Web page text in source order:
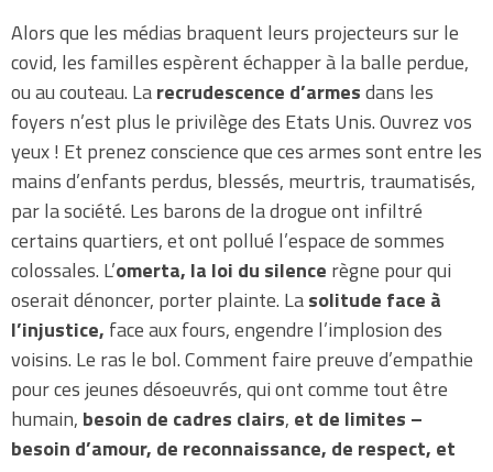
Alors que les médias braquent leurs projecteurs sur le
covid, les familles espèrent échapper à la balle perdue,
ou au couteau. Larecrudescence d’armesdans les
foyers n’est plus le privilège des Etats Unis. Ouvrez vos
yeux ! Et prenez conscience que ces armes sont entre les
mains d’enfants perdus, blessés, meurtris, traumatisés,
par la société. Les barons de la drogue ont infiltré
certains quartiers, et ont pollué l’espace de sommes
colossales. L’omerta, la loi du silence règne pour qui
oserait dénoncer, porter plainte. Lasolitude face à
l’injustice, face aux fours, engendre l’implosion des
voisins. Le ras le bol. Comment faire preuve d’empathie
pour ces jeunes désoeuvrés, qui ont comme tout être
humain, besoin de cadres clairs, et de limites –
besoin d’amour, de reconnaissance, de respect, et